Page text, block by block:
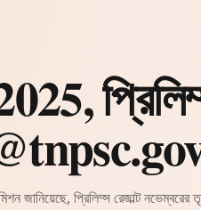
প্রিলিম্স রেজাল্ট নভেম্বরের